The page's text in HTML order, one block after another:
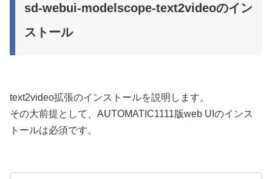
sd-webui-modelscope-text2videoのイン
ストール
text2video拡張のインストールを説明します。
その大前提として、AUTOMATIC1111版web UIのインス
トールは必須です。